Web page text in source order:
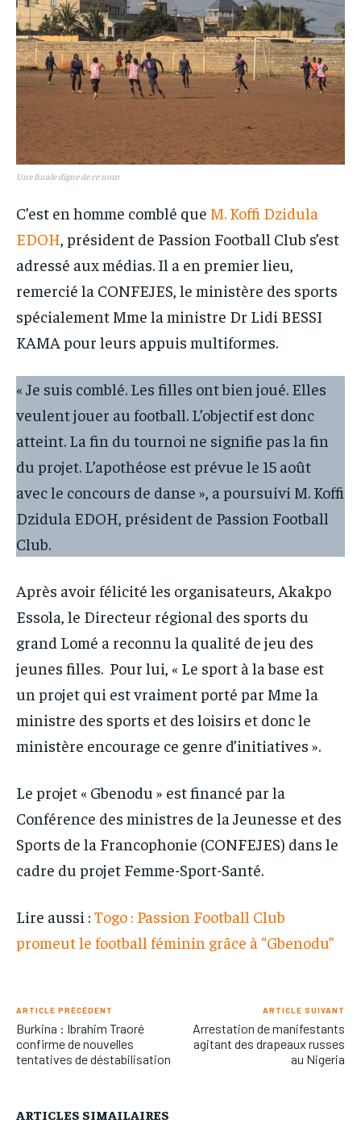
Une finale digne de ce nom
C’est en homme comblé que M. Koffi Dzidula
EDOH , président de Passion Football Club s’est
adressé aux médias. Il a en premier lieu,
remercié la CONFEJES, le ministère des sports
spécialement Mme la ministre Dr Lidi BESSI
KAMA pour leurs appuis multiformes.
« Je suis comblé. Les filles ont bien joué. Elles
veulent jouer au football. L’objectif est donc
atteint. La fin du tournoi ne signifie pas la fin
du projet. L’apothéose est prévue le 15 août
avec le concours de danse », a poursuivi M. Koffi
Dzidula EDOH, président de Passion Football
Club.
Après avoir félicité les organisateurs, Akakpo
Essola, le Directeur régional des sports du
grand Lomé a reconnu la qualité de jeu des
jeunes filles. Pour lui, « Le sport à la base est
un projet qui est vraiment porté par Mme la
ministre des sports et des loisirs et donc le
ministère encourage ce genre d’initiatives ».
Le projet « Gbenodu » est financé par la
Conférence des ministres de la Jeunesse et des
Sports de la Francophonie (CONFEJES) dans le
cadre du projet Femme-Sport-Santé.
Lire aussi : Togo : Passion Football Club
promeut le football féminin grâce à “Gbenodu”
ARTICLE PRÉCÉDENT
Burkina : Ibrahim Traoré
confirme de nouvelles
tentatives de déstabilisation
ARTICLE SUIVANT
Arrestation de manifestants
agitant des drapeaux russes
au Nigeria
ARTICLES SIMAILAIRES